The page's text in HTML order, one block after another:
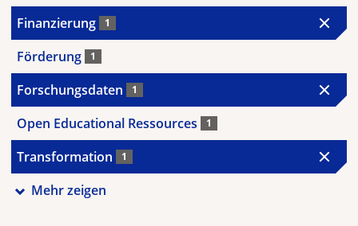
Finanzierung 1
Förderung 1
Forschungsdaten 1
Open Educational Ressources 1
Transformation 1
Mehr zeigen